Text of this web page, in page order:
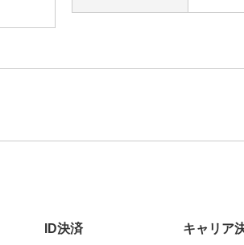
ID決済 キャリア